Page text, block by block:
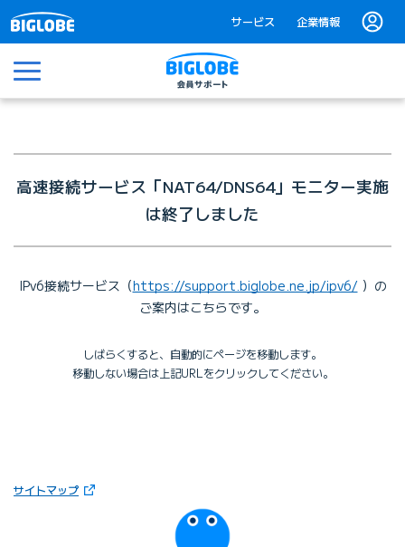
サービス 企業情報
メニュー
高速接続サービス「NAT64/DNS64」モニター実施
は終了しました
IPv6接続サービス（https://support.biglobe.ne.jp/ipv6/）の
ご案内はこちらです。
しばらくすると、自動的にページを移動します。
移動しない場合は上記URLをクリックしてください。
サイトマップ（新しいタブで開きます）
びっぷるのページ